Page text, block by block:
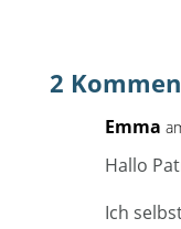
2
Emma
Hallo
Ich